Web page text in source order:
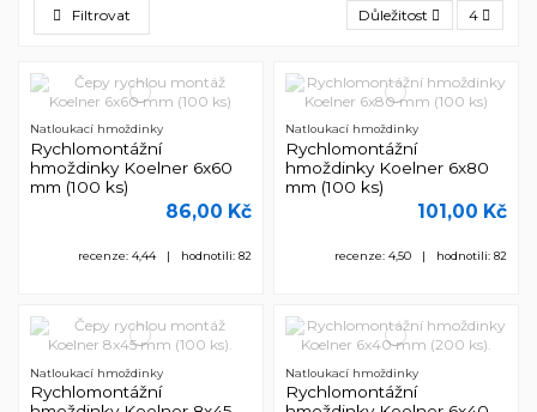
Filtrovat Důležitost 4
Natloukací hmoždinky
Rychlomontážní
hmoždinky Koelner 6x60
mm (100 ks)
86,00 Kč
recenze: 4,44 | hodnotili: 82
Natloukací hmoždinky
Rychlomontážní
hmoždinky Koelner 6x80
mm (100 ks)
101,00 Kč
recenze: 4,50 | hodnotili: 82
Natloukací hmoždinky
Rychlomontážní
Natloukací hmoždinky
Rychlomontážní